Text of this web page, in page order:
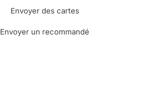
Envoyer des cartes
Envoyer un recommandé